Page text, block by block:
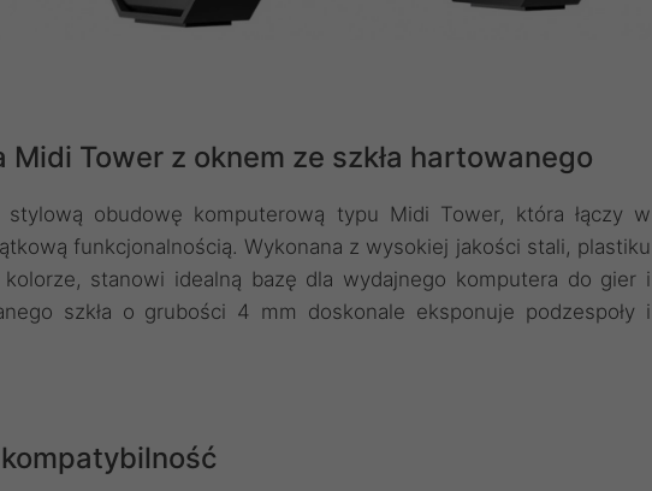
Tower z oknem ze szkła hartowanego
stylową obudowę komputerową typu Midi Tower, która łączy w
funkcjonalnością. Wykonana z wysokiej jakości stali, plastiku
stanowi idealną bazę dla wydajnego komputera do gier i
szkła o grubości 4 mm doskonale eksponuje podzespoły i